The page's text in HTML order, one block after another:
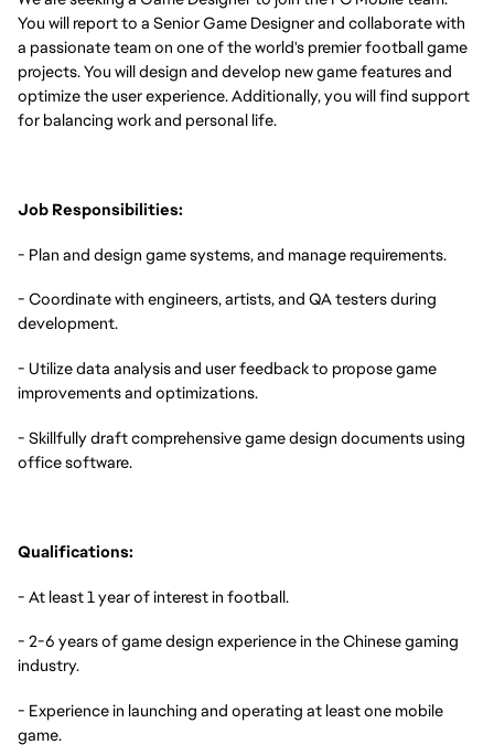
You will report to a Senior Game Designer and collaborate with
a passionate team on one of the world's premier football game
projects. You will design and develop new game features and
optimize the user experience. Additionally, you will find support
for balancing work and personal life.
Job Responsibilities:
- Plan and design game systems, and manage requirements.
- Coordinate with engineers, artists, and QA testers during
development.
- Utilize data analysis and user feedback to propose game
improvements and optimizations.
- Skillfully draft comprehensive game design documents using
office software.
Qualifications:
- At least 1 year of interest in football.
- 2-6 years of game design experience in the Chinese gaming
industry.
- Experience in launching and operating at least one mobile
game.